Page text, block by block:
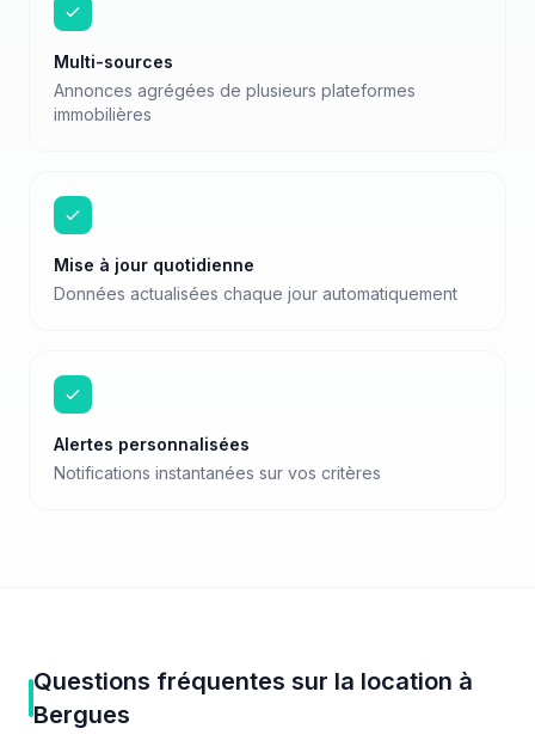
Multi-sources
Annonces agrégées de plusieurs plateformes
immobilières
Mise à jour quotidienne
Données actualisées chaque jour automatiquement
Alertes personnalisées
Notifications instantanées sur vos critères
Questions fréquentes sur la location à
Bergues